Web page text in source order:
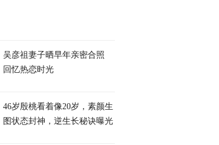
吴彦祖妻子晒早年亲密合照
回忆热恋时光
46岁殷桃看着像20岁，素颜生
图状态封神，逆生长秘诀曝光